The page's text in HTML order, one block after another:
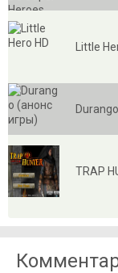
Little
TRAP